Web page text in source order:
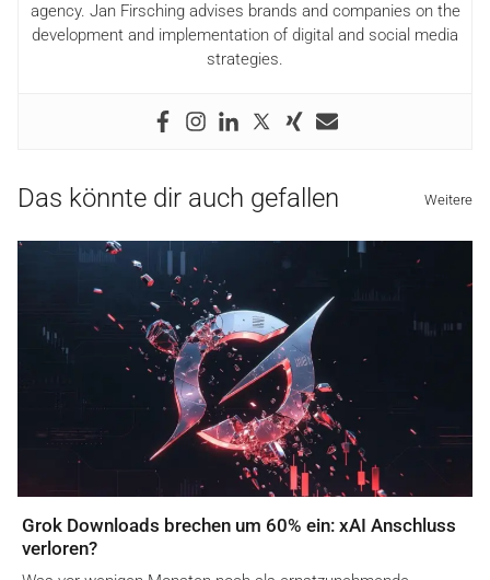
agency. Jan Firsching advises brands and companies on the
development and implementation of digital and social media
strategies.
Das könnte dir auch gefallen Weitere
Grok Downloads brechen um 60% ein: xAI Anschluss
verloren?